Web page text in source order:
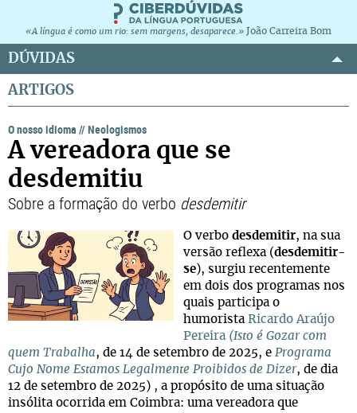
«A língua é como um rio: sem margens, desaparece.» João Carreira Bom
DÚVIDAS
ARTIGOS
O nosso idioma //Neologismos
A vereadora que se
desdemitiu
Sobre a formação do verbo desdemitir
O verbo desdemitir, na sua
versão reflexa (desdemitir-
se), surgiu recentemente
em dois dos programas nos
quais participa o
humorista Ricardo Araújo
Pereira (Isto é Gozar com
quem Trabalha, de 14 de setembro de 2025, e Programa
Cujo Nome Estamos Legalmente Proibidos de Dizer, de dia
12 de setembro de 2025) , a propósito de uma situação
insólita ocorrida em Coimbra: uma vereadora que